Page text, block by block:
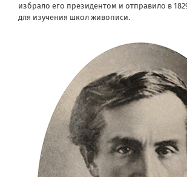
избрало его президентом и отправило в
для изучения школ живописи.